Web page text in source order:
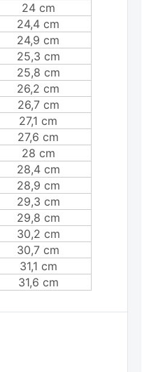
24 cm
24,4 cm
24,9 cm
25,3 cm
25,8 cm
26,2 cm
26,7 cm
27,1 cm
27,6 cm
28 cm
28,4 cm
28,9 cm
29,3 cm
29,8 cm
30,2 cm
30,7 cm
31,1 cm
31,6 cm